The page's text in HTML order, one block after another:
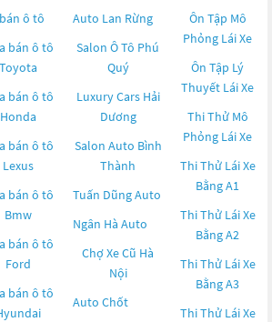
ô tô
bán ô tô
Toyota
bán ô tô
Honda
bán ô tô
Lexus
bán ô tô
Bmw
bán ô tô
Ford
bán ô tô
Auto Lan Rừng
Salon Ô Tô Phú
Quý
Luxury Cars Hải
Dương
Salon Auto Bình
Thành
Tuấn Dũng Auto
Ngân Hà Auto
Chợ Xe Cũ Hà
Nội
Auto Chốt
Ôn Tập Mô
Phỏng Lái Xe
Ôn Tập Lý
Thuyết Lái Xe
Thi Thử Mô
Phỏng Lái Xe
Thi Thử Lái Xe
Bằng A1
Thi Thử Lái Xe
Bằng A2
Thi Thử Lái Xe
Bằng A3
Thi Thử Lái Xe